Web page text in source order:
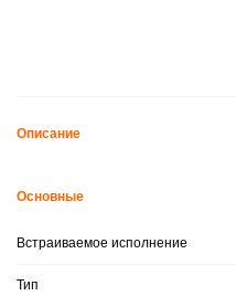
Описание
Основные
Встраиваемое исполнение
Тип